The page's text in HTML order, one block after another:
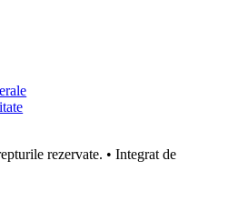
rezervate. • Integrat de